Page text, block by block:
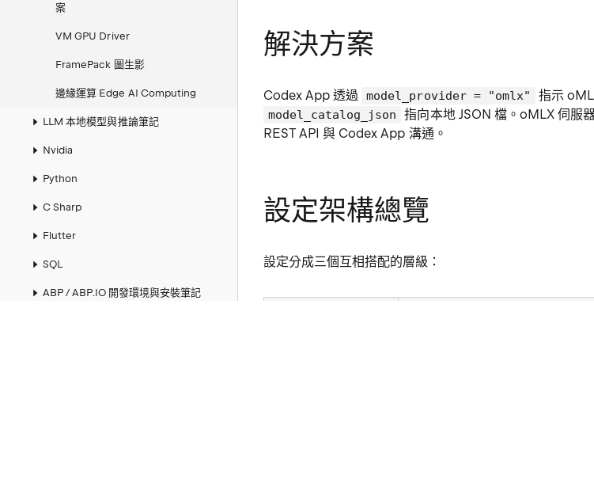
案
VM GPU Driver
FramePack 圖生影
邊緣運算 Edge AI Computing
LLM 本地模型與推論筆記
Nvidia
Python
C Sharp
Flutter
SQL
ABP / ABP.IO 開發環境與安裝筆記
解決方案
Codex App 透過 model_provider = "omlx" 指示
model_catalog_json
指向本地 JSON 檔。oMLX 伺服
REST API 與 Codex App 溝通。
設定架構總覽
設定分成三個互相搭配的層級：